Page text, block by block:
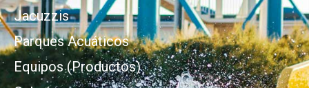
Jacuzzis
Parques Acuáticos
Equipos (Productos)